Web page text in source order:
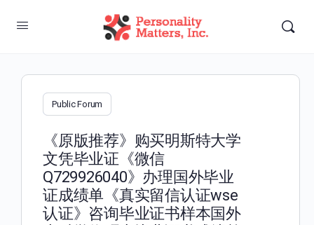
Public Forum
《原版推荐》购买明斯特大学
文凭毕业证《微信
Q729926040》办理国外毕业
证成绩单《真实留信认证wse
认证》咨询毕业证书样本国外